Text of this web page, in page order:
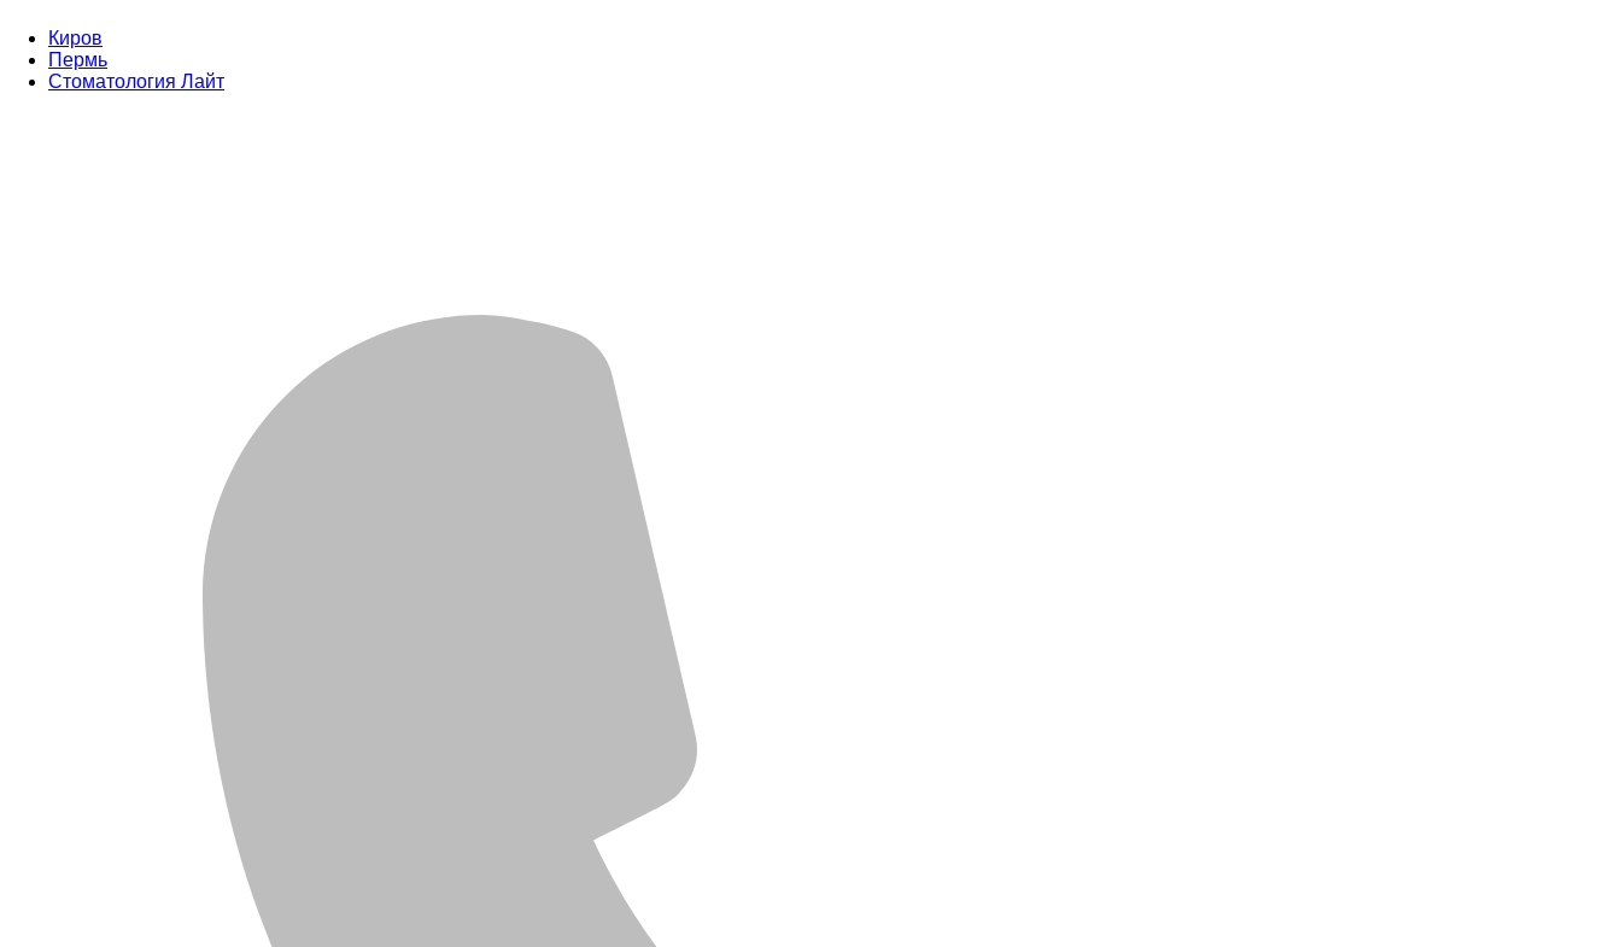
Киров
Пермь
Стоматология Лайт